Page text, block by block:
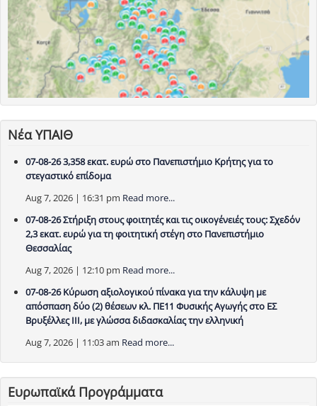
Νέα ΥΠΑΙΘ
07-08-26 3,358 εκατ. ευρώ στο Πανεπιστήμιο Κρήτης για το
στεγαστικό επίδομα
Aug 7, 2026 | 16:31 pm Read more...
07-08-26 Στήριξη στους φοιτητές και τις οικογένειές τους: Σχεδόν
2,3 εκατ. ευρώ για τη φοιτητική στέγη στο Πανεπιστήμιο
Θεσσαλίας
Aug 7, 2026 | 12:10 pm Read more...
07-08-26 Κύρωση αξιολογικού πίνακα για την κάλυψη με
απόσπαση δύο (2) θέσεων κλ. ΠΕ11 Φυσικής Αγωγής στο ΕΣ
Βρυξέλλες ΙΙΙ, με γλώσσα διδασκαλίας την ελληνική
Aug 7, 2026 | 11:03 am Read more...
Ευρωπαϊκά Προγράμματα